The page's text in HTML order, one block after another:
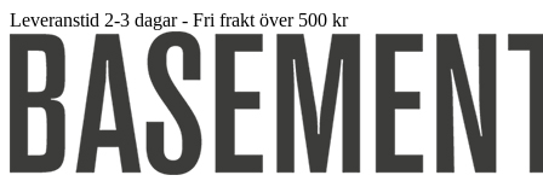
Leveranstid 2-3 dagar - Fri frakt över 500 kr